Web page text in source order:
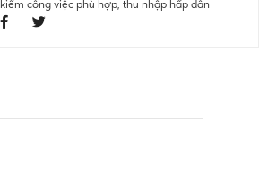
kiếm công việc phù hợp, thu nhập hấp dẫn